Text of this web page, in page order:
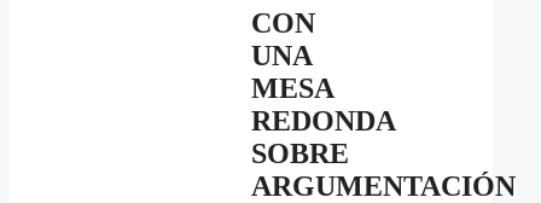
CON
UNA
MESA
REDONDA
SOBRE
ARGUMENTACIÓN